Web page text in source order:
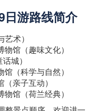
日游路线简介
术）
馆​（趣味文化）
城）
（科学与自然）
亲子互动）
馆​（荷兰经典）